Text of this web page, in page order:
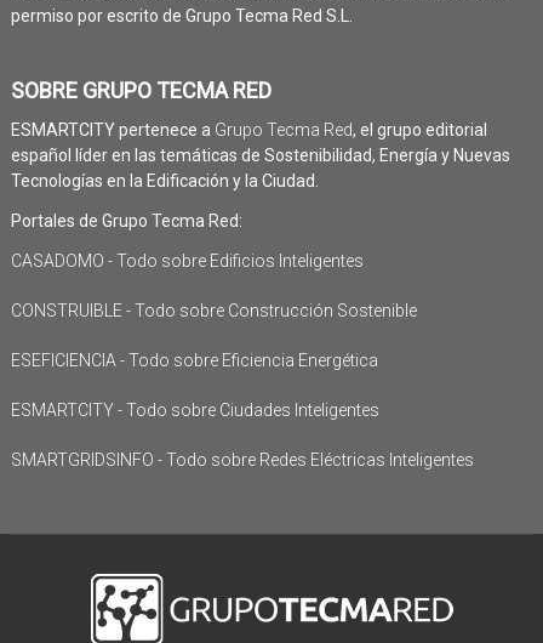
permiso por escrito de Grupo Tecma Red S.L.
SOBRE GRUPO TECMA RED
ESMARTCITY pertenece a Grupo Tecma Red, el grupo editorial
español líder en las temáticas de Sostenibilidad, Energía y Nuevas
Tecnologías en la Edificación y la Ciudad.
Portales de Grupo Tecma Red:
CASADOMO - Todo sobre Edificios Inteligentes
CONSTRUIBLE - Todo sobre Construcción Sostenible
ESEFICIENCIA - Todo sobre Eficiencia Energética
ESMARTCITY - Todo sobre Ciudades Inteligentes
SMARTGRIDSINFO - Todo sobre Redes Eléctricas Inteligentes